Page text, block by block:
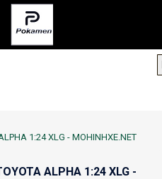
1:24 XLG - MOHINHXE.NET
ALPHA 1:24 XLG -